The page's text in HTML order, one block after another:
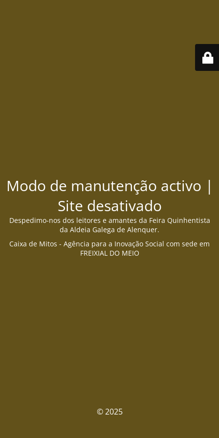
Modo de manutenção activo |
Site desativado
Despedimo-nos dos leitores e amantes da Feira Quinhentista
da Aldeia Galega de Alenquer.
Caixa de Mitos - Agência para a Inovação Social com sede em
FREIXIAL DO MEIO
© 2025